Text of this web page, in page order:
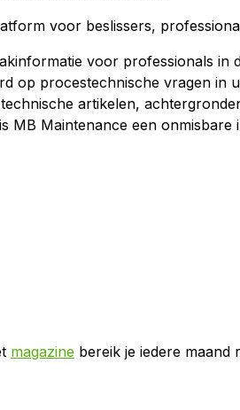
voor beslissers,
voor professionals in
op procestechnische vragen in
artikelen,
MB Maintenance een
magazine bereik je iedere maand